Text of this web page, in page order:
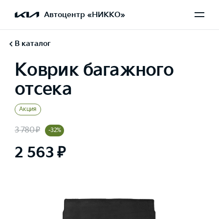
Автоцентр «НИККО»
В каталог
Коврик багажного
отсека
Акция
3 780 ₽ -32%
2 563 ₽